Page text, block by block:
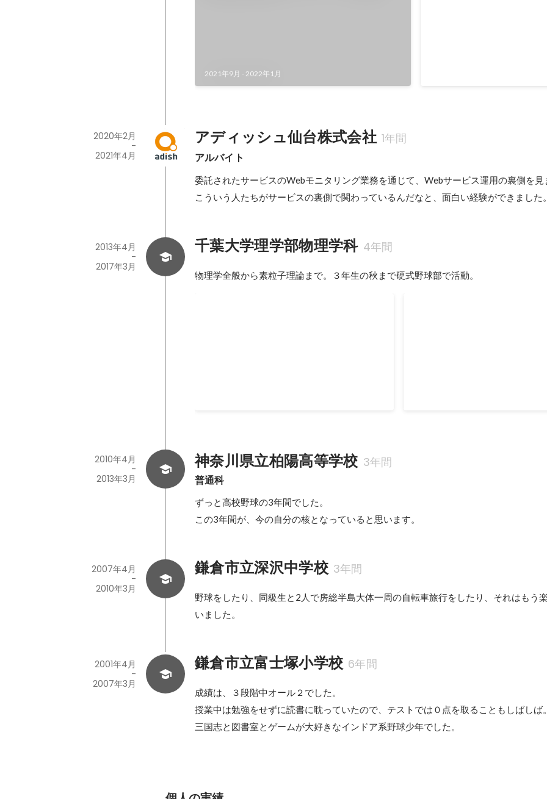
2021年9月 - 2022年1月
アディッシュ仙台株式会社 1年間
アルバイト
2020年2月
-
2021年4月
委託されたサービスのWebモニタリング業務を通じて、Webサービス運用の裏側を見
こういう人たちがサービスの裏側で関わっているんだなと、面白い経験ができました。
千葉大学理学部物理学科 4年間
2013年4月
-
2017年3月
物理学全般から素粒子理論まで。３年生の秋まで硬式野球部で活動。
神奈川県立柏陽高等学校 3年間
普通科
2010年4月
-
2013年3月
ずっと高校野球の3年間でした。
この3年間が、今の自分の核となっていると思います。
鎌倉市立深沢中学校 3年間
2007年4月
-
2010年3月
野球をしたり、同級生と2人で房総半島大体一周の自転車旅行をしたり、それはもう
いました。
鎌倉市立富士塚小学校 6年間
2001年4月
-
2007年3月
成績は、３段階中オール２でした。
授業中は勉強をせずに読書に耽っていたので、テストでは０点を取ることもしばしば。
三国志と図書室とゲームが大好きなインドア系野球少年でした。